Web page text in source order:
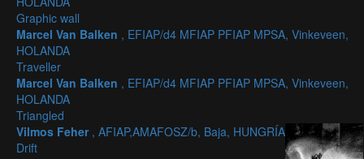
Graphic wall
Marcel Van Balken , EFIAP/d4 MFIAP PFIAP MPSA, Vinkeveen,
HOLANDA
Traveller
Marcel Van Balken , EFIAP/d4 MFIAP PFIAP MPSA, Vinkeveen,
HOLANDA
Triangled
Vilmos Feher , AFIAP,AMAFOSZ/b, Baja, HUNGRÍA
Drift